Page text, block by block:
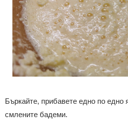
Бъркайте, прибавете едно по едно
смлените бадеми.